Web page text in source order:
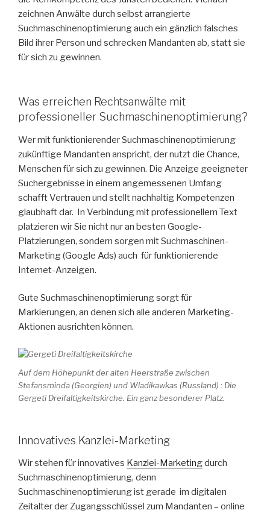
zeichnen Anwälte durch selbst arrangierte
Suchmaschinenoptimierung auch ein gänzlich falsches
Bild ihrer Person und schrecken Mandanten ab, statt sie
für sich zu gewinnen.
Was erreichen Rechtsanwälte mit
professioneller Suchmaschinenoptimierung?
Wer mit funktionierender Suchmaschinenoptimierung
zukünftige Mandanten anspricht, der nutzt die Chance,
Menschen für sich zu gewinnen. Die Anzeige geeigneter
Suchergebnisse in einem angemessenen Umfang
schafft Vertrauen und stellt nachhaltig Kompetenzen
glaubhaft dar. In Verbindung mit professionellem Text
platzieren wir Sie nicht nur an besten Google-
Platzierungen, sondern sorgen mit Suchmaschinen-
Marketing (Google Ads) auch für funktionierende
Internet-Anzeigen.
Gute Suchmaschinenoptimierung sorgt für
Markierungen, an denen sich alle anderen Marketing-
Aktionen ausrichten können.
Auf dem Höhepunkt der alten Heerstraße zwischen
Stefansminda (Georgien) und Wladikawkas (Russland) : Die
Gergeti Dreifaltigkeitskirche. Ein ganz besonderer Platz.
Innovatives Kanzlei-Marketing
Wir stehen für innovatives Kanzlei-Marketingdurch
Suchmaschinenoptimierung, denn
Suchmaschinenoptimierung ist gerade im digitalen
Zeitalter der Zugangsschlüssel zum Mandanten – online